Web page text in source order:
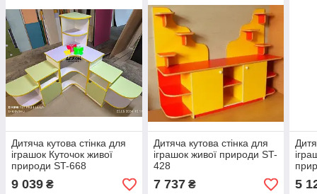
Дитяча кутова стінка для
іграшок Куточок живої
природи ST-668
9 039 ₴
Дитяча кутова стінка для
іграшок живої природи ST-
428
7 737₴ 5